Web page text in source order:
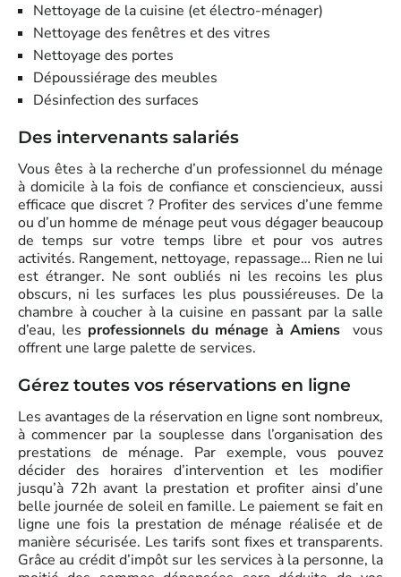
Nettoyage de la cuisine (et électro-ménager)
Nettoyage des fenêtres et des vitres
Nettoyage des portes
Dépoussiérage des meubles
Désinfection des surfaces
Des intervenants salariés
Vous êtes à la recherche d’un professionnel du ménage
à domicile à la fois de confiance et consciencieux, aussi
efficace que discret ? Profiter des services d’une femme
ou d’un homme de ménage peut vous dégager beaucoup
de temps sur votre temps libre et pour vos autres
activités. Rangement, nettoyage, repassage… Rien ne lui
est étranger. Ne sont oubliés ni les recoins les plus
obscurs, ni les surfaces les plus poussiéreuses. De la
chambre à coucher à la cuisine en passant par la salle
d’eau, les professionnels du ménage à Amiens vous
offrent une large palette de services.
Gérez toutes vos réservations en ligne
Les avantages de la réservation en ligne sont nombreux,
à commencer par la souplesse dans l’organisation des
prestations de ménage. Par exemple, vous pouvez
décider des horaires d’intervention et les modifier
jusqu’à 72h avant la prestation et profiter ainsi d’une
belle journée de soleil en famille. Le paiement se fait en
ligne une fois la prestation de ménage réalisée et de
manière sécurisée. Les tarifs sont fixes et transparents.
Grâce au crédit d’impôt sur les services à la personne, la